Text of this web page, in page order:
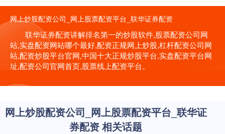
网上炒股配资公司_网上股票配资平台_联华证券配资
联华证券配资讲解排名第一的炒股软件,股票配资公司网
站,实盘配资网站哪个最好,配资正规网上炒股,杠杆配资公司网
站,配资炒股平台官网,中国十大正规炒股平台,实盘配资平台网
址,配资公司官网首页,股票线上配资平台。
网上炒股配资公司_网上股票配资平台_联华证
券配资 相关话题